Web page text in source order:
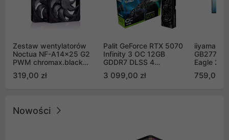
Zestaw wentylatorów
Noctua NF-A14x25 G2
PWM chromax.black
Push Pull (2szt)
319,00 zł
Palit GeForce RTX 5070
Infinity 3 OC 12GB
GDDR7 DLSS 4
GB2050S)
3 099,00 zł
iiyama G-
Eagle 27"
759,00 zł
Nowości